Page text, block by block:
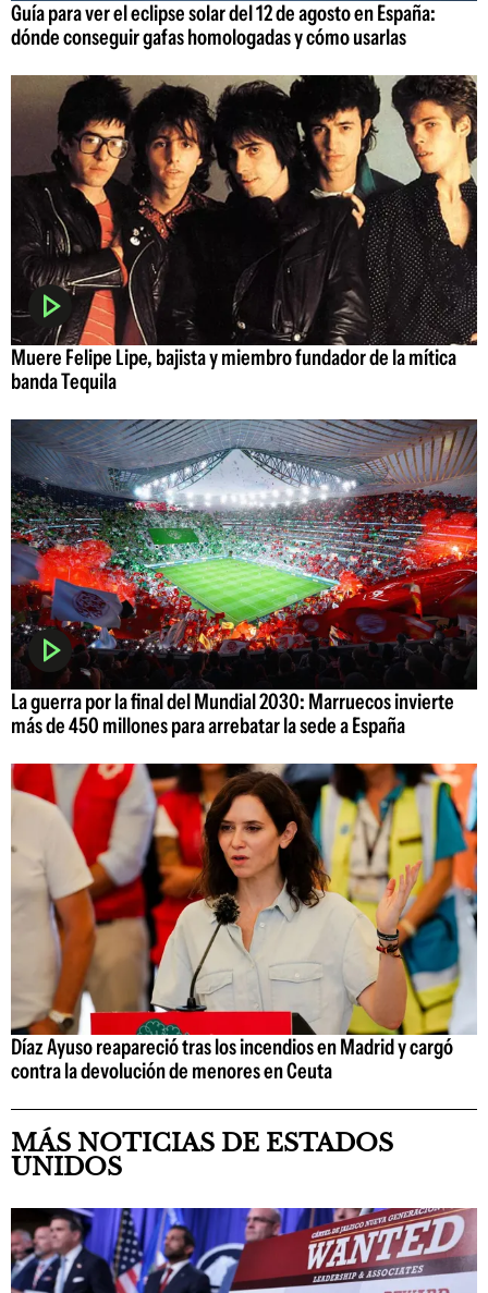
Guía para ver el eclipse solar del 12 de agosto en España:
dónde conseguir gafas homologadas y cómo usarlas
Muere Felipe Lipe, bajista y miembro fundador de la mítica
banda Tequila
La guerra por la final del Mundial 2030: Marruecos invierte
más de 450 millones para arrebatar la sede a España
Díaz Ayuso reapareció tras los incendios en Madrid y cargó
contra la devolución de menores en Ceuta
MÁS NOTICIAS DE ESTADOS
UNIDOS